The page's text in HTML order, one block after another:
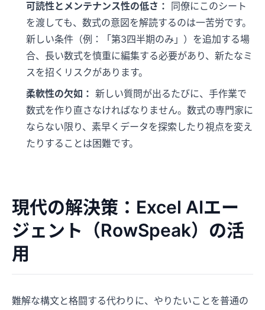
可読性とメンテナンス性の低さ： 同僚にこのシート
を渡しても、数式の意図を解読するのは一苦労です。
新しい条件（例：「第3四半期のみ」）を追加する場
合、長い数式を慎重に編集する必要があり、新たなミ
スを招くリスクがあります。
柔軟性の欠如： 新しい質問が出るたびに、手作業で
数式を作り直さなければなりません。数式の専門家に
ならない限り、素早くデータを探索したり視点を変え
たりすることは困難です。
現代の解決策：Excel AIエー
ジェント（RowSpeak）の活
用
難解な構文と格闘する代わりに、やりたいことを普通の